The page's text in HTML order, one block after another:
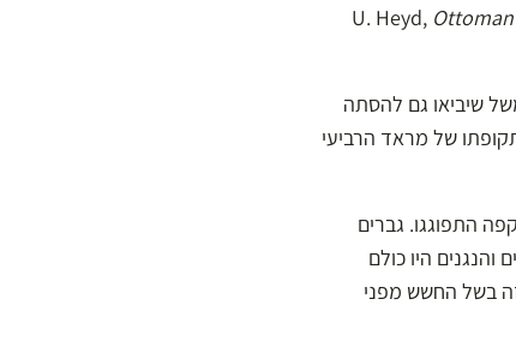
שיביאו גם להסתה
של מראד הרביעי
התפוגגו. גברים
היו כולם
זה בשל החשש מפני